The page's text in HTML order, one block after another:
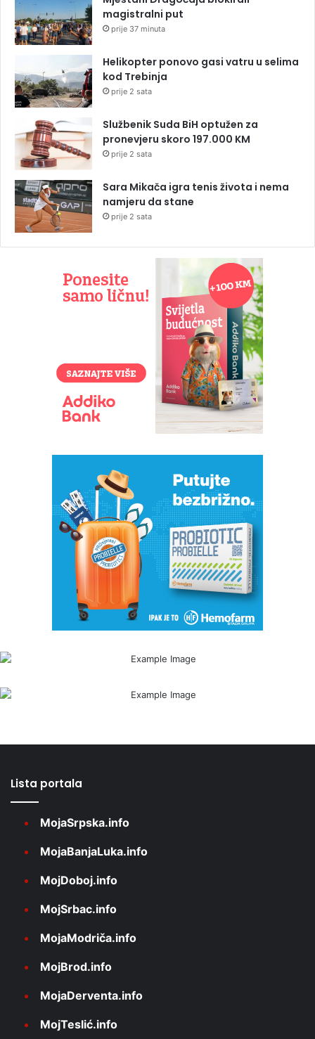
magistralni put
prije 37 minuta
Helikopter ponovo gasi vatru u selima
kod Trebinja
prije 2 sata
Službenik Suda BiH optužen za
pronevjeru skoro 197.000 KM
prije 2 sata
Sara Mikača igra tenis života i nema
namjeru da stane
prije 2 sata
Lista portala
MojaSrpska.info
MojaBanjaLuka.info
MojDoboj.info
MojSrbac.info
MojaModriča.info
MojBrod.info
MojaDerventa.info
MojTeslić.info